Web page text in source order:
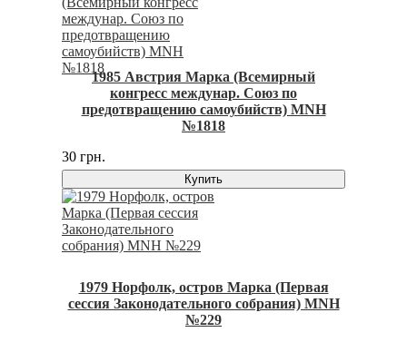
1985 Австрия Марка (Всемирный
конгресс междунар. Союз по
предотвращению самоубийств) MNH
№1818
30 грн.
Купить
1979 Норфолк, остров Марка (Первая
сессия Законодательного собрания) MNH
№229